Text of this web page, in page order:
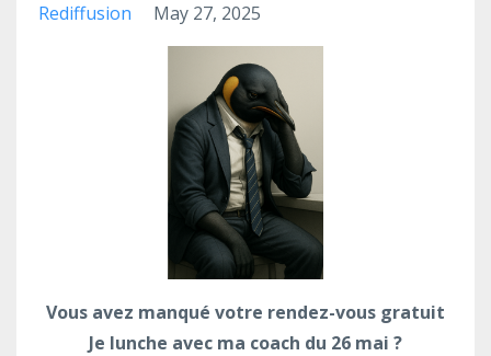
Rediffusion
May 27, 2025
Vous avez manqué votre rendez-vous gratuit
Je lunche avec ma coach du 26 mai ?